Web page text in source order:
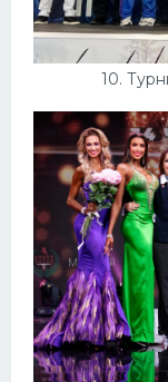
10.